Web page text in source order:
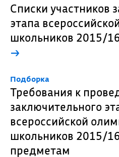
Списки участников
этапа
школьников 2015/
→
Подборка
Требования к
заключительного
всероссийской
школьников 2015/
предметам